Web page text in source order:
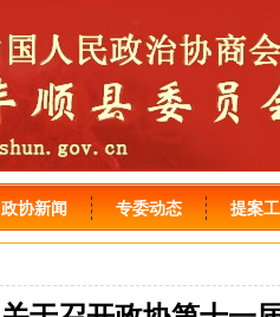
政协新闻 专委动态 提案